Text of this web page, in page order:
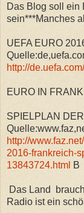
Das Blog soll ein
sein***Manches
UEFA EURO
http://
EURO IN
SPIELPLAN
http://
2016-frankreich-
13843724.html B
Das Land
Radio ist ein